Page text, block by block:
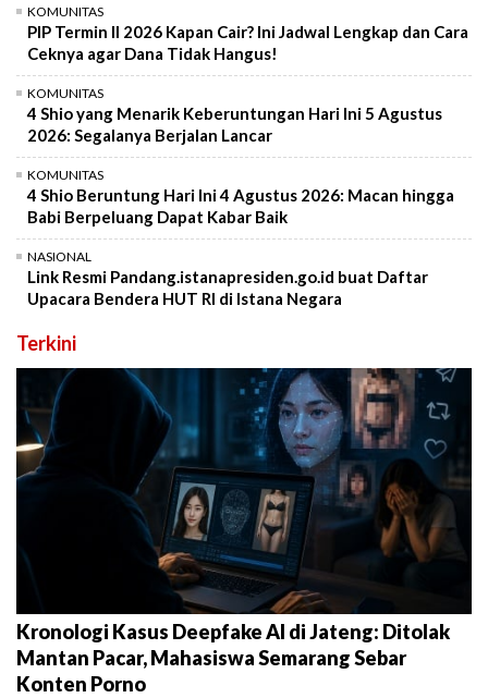
KOMUNITAS
PIP Termin II 2026 Kapan Cair? Ini Jadwal Lengkap dan Cara
Ceknya agar Dana Tidak Hangus!
KOMUNITAS
4 Shio yang Menarik Keberuntungan Hari Ini 5 Agustus
2026: Segalanya Berjalan Lancar
KOMUNITAS
4 Shio Beruntung Hari Ini 4 Agustus 2026: Macan hingga
Babi Berpeluang Dapat Kabar Baik
NASIONAL
Link Resmi Pandang.istanapresiden.go.id buat Daftar
Upacara Bendera HUT RI di Istana Negara
Terkini
Kronologi Kasus Deepfake AI di Jateng: Ditolak
Mantan Pacar, Mahasiswa Semarang Sebar
Konten Porno